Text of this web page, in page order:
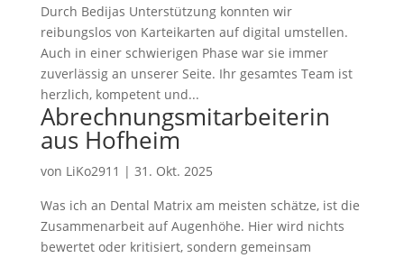
Durch Bedijas Unterstützung konnten wir
reibungslos von Karteikarten auf digital umstellen.
Auch in einer schwierigen Phase war sie immer
zuverlässig an unserer Seite. Ihr gesamtes Team ist
herzlich, kompetent und...
Abrechnungsmitarbeiterin
aus Hofheim
von LiKo2911 | 31. Okt. 2025
Was ich an Dental Matrix am meisten schätze, ist die
Zusammenarbeit auf Augenhöhe. Hier wird nichts
bewertet oder kritisiert, sondern gemeinsam